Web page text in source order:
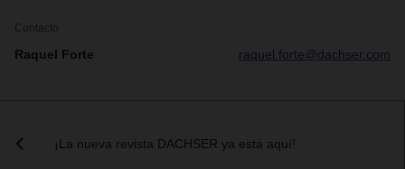
Contacto
Raquel Forte raquel.forte@dachser.com
¡La nueva revista DACHSER ya está aquí!